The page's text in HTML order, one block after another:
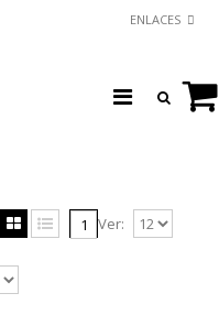
ENLACES
1 Ver: